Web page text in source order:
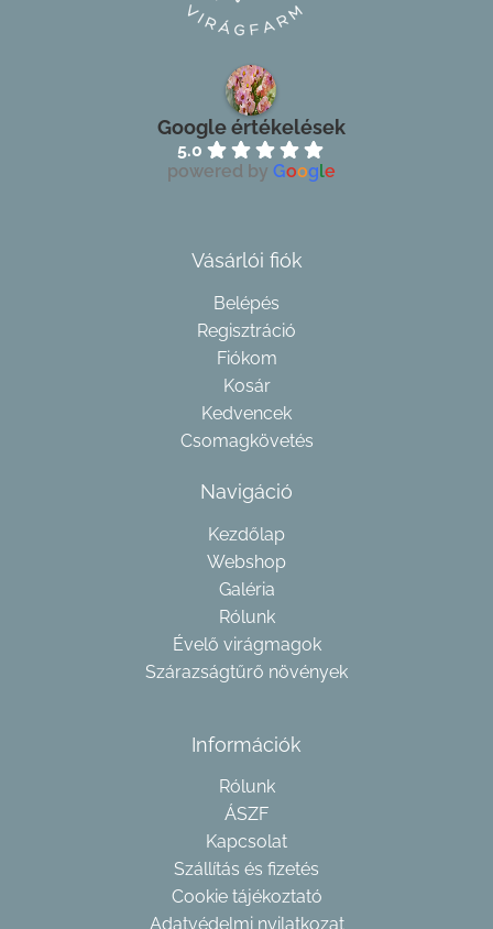
Google értékelések
5.0
powered by Google
Vásárlói fiók
Belépés
Regisztráció
Fiókom
Kosár
Kedvencek
Csomagkövetés
Navigáció
Kezdőlap
Webshop
Galéria
Rólunk
Évelő virágmagok
Szárazságtűrő növények
Információk
Rólunk
ÁSZF
Kapcsolat
Szállítás és fizetés
Cookie tájékoztató
Adatvédelmi nyilatkozat